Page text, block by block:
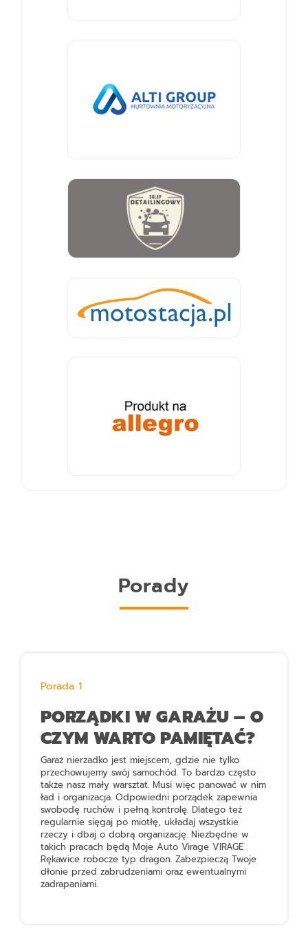
Porady
Porada 1
PORZĄDKI W GARAŻU – O
CZYM WARTO PAMIĘTAĆ?
Garaż nierzadko jest miejscem, gdzie nie tylko
przechowujemy swój samochód. To bardzo często
także nasz mały warsztat. Musi więc panować w nim
ład i organizacja. Odpowiedni porządek zapewnia
swobodę ruchów i pełną kontrolę. Dlatego też
regularnie sięgaj po miotłę, układaj wszystkie
rzeczy i dbaj o dobrą organizację. Niezbędne w
takich pracach będąMoje Auto Virage VIRAGE
Rękawice robocze typ dragon. Zabezpieczą Twoje
dłonie przed zabrudzeniami oraz ewentualnymi
zadrapaniami.